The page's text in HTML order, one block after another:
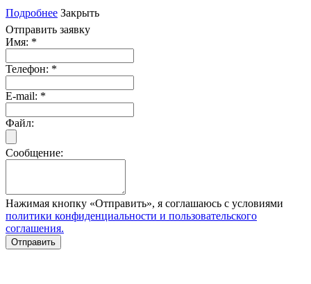
Подробнее Закрыть
Отправить заявку
Имя: *
Телефон: *
E-mail: *
Файл:
Сообщение:
Нажимая кнопку «Отправить», я соглашаюсь с условиями
политики конфиденциальности и пользовательского
соглашения.
Отправить